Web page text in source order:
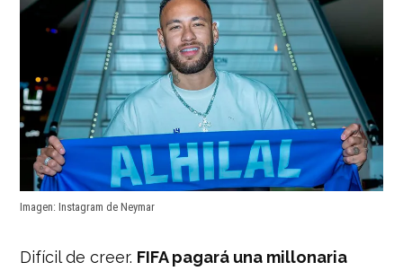
Imagen: Instagram de Neymar
Difícil de creer. FIFA pagará una millonaria